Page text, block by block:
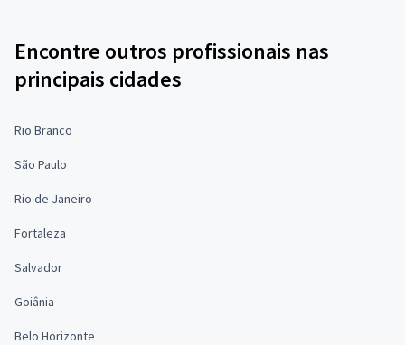
Encontre outros profissionais nas
principais cidades
Rio Branco
São Paulo
Rio de Janeiro
Fortaleza
Salvador
Goiânia
Belo Horizonte